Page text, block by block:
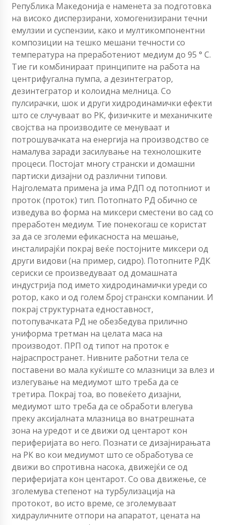
Република Македонија е наменета за подготовка
на високо дисперзирани, хомогенизирани течни
емулзии и суспензии, како и мултикомпонентни
композиции на тешко мешани течности со
температура на преработениот медиум до 95 ° C.
Тие ги комбинираат принципите на работа на
центрифугална пумпа, а дезинтегратор,
дезинтегратор и колоидна мелница. Со
пулсирачки, шок и други хидродинамички ефекти
што се случуваат во РК, физичките и механичките
својства на производите се менуваат и
потрошувачката на енергија на производство се
намалува заради засилување на технолошките
процеси. Постојат многу странски и домашни
партиски дизајни од различни типови.
Најголемата примена ја има РДП од потопниот и
проток (проток) тип. Потопнато РД обично се
изведува во форма на миксери сместени во сад со
преработен медиум. Тие понекогаш се користат
за да се зголеми ефикасноста на мешање,
инсталирајќи покрај веќе постојните миксери од
други видови (на пример, сидро). Потопните РДК
сериски се произведуваат од домашната
индустрија под името хидродинамички уреди со
ротор, како и од голем број странски компании. И
покрај структурната едноставност,
потопувачката РД не обезбедува прилично
униформа третман на целата маса на
производот. ПРП од типот на проток е
најраспространет. Нивните работни тела се
поставени во мала куќиште со млазници за влез и
излегување на медиумот што треба да се
третира. Покрај тоа, во повеќето дизајни,
медиумот што треба да се обработи влегува
преку аксијалната млазница во внатрешната
зона на уредот и се движи од центарот кон
периферијата во него. Познати се дизајнирањата
на РК во кои медиумот што се обработува се
движи во спротивна насока, движејќи се од
периферијата кон центарот. Со ова движење, се
зголемува степенот на турбулизација на
протокот, во исто време, се зголемуваат
хидрауличните отпори на апаратот, цената на